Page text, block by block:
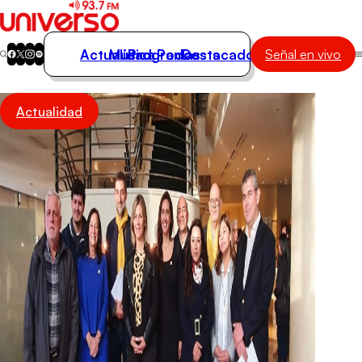
Actualidad
Música
Programas
Podcasts
Destacados
Actualidad
Música
Programas
Podcasts
Destacados Señal en vivo
Actualidad